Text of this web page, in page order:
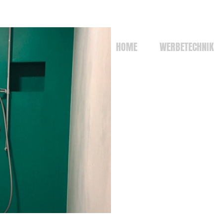
HOME WERBETECHNIK